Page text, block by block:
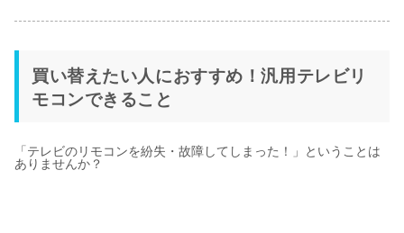
買い替えたい人におすすめ！汎用テレビリ
モコンできること
「テレビのリモコンを紛失・故障してしまった！」ということは
ありませんか？